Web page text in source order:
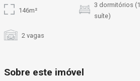
146m²
3 dormitórios (1
suíte)
2 vagas
Sobre este imóvel